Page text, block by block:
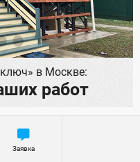
в Москве:
работ
Заявка